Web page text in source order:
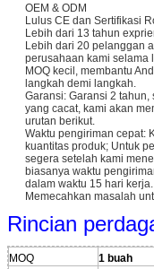
OEM & ODM
Lulus CE dan Sertifikasi
Lebih dari 13 tahun
Lebih dari 20 pelanggan
perusahaan kami selama
MOQ kecil, membantu
langkah demi langkah.
Garansi: Garansi 2
yang cacat, kami akan
urutan berikut.
Waktu pengiriman cepat:
kuantitas produk; Untuk
segera setelah kami
biasanya waktu
dalam waktu 15 hari kerja.
Memecahkan masalah
Rincian
MOQ
1 buah